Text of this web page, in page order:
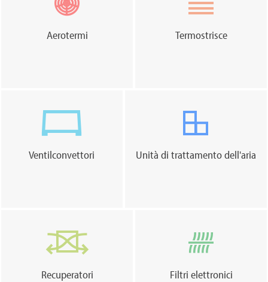
Aerotermi Termostrisce
Ventilconvettori Unità di trattamento dell'aria
Recuperatori Filtri elettronici